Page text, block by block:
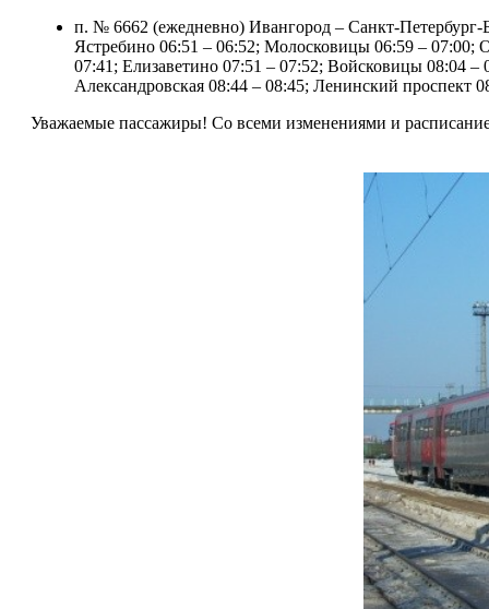
п. № 6662 (ежедневно) Ивангород – Санкт-
Ястребино 06:51 – 06:52; Молосковицы 06:59 – 07:00;
07:41; Елизаветино 07:51 – 07:52; Войсковицы 08:04 –
Александровская 08:44 – 08:45; Ленинский проспект
Уважаемые пассажиры! Со всеми изменениями и